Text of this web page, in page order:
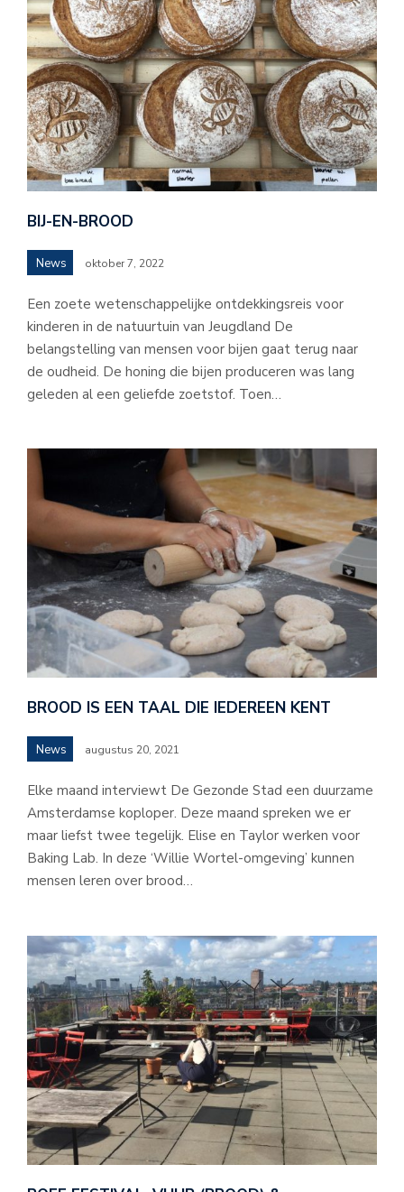
BIJ-EN-BROOD
News oktober 7, 2022
Een zoete wetenschappelijke ontdekkingsreis voor
kinderen in de natuurtuin van Jeugdland De
belangstelling van mensen voor bijen gaat terug naar
de oudheid. De honing die bijen produceren was lang
geleden al een geliefde zoetstof. Toen…
BROOD IS EEN TAAL DIE IEDEREEN KENT
News augustus 20, 2021
Elke maand interviewt De Gezonde Stad een duurzame
Amsterdamse koploper. Deze maand spreken we er
maar liefst twee tegelijk. Elise en Taylor werken voor
Baking Lab. In deze ‘Willie Wortel-omgeving’ kunnen
mensen leren over brood…